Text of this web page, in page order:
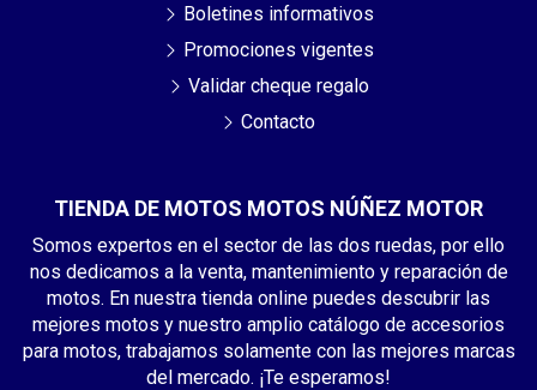
TIENDA DE MOTOS MOTOS NÚÑEZ MOTOR
Somos expertos en el sector de las dos ruedas, por ello
nos dedicamos a la venta, mantenimiento y reparación de
motos. En nuestra tienda online puedes descubrir las
mejores motos y nuestro amplio catálogo de accesorios
para motos, trabajamos solamente con las mejores marcas
del mercado. ¡Te esperamos!
Boletines informativos
Promociones vigentes
Validar cheque regalo
Contacto